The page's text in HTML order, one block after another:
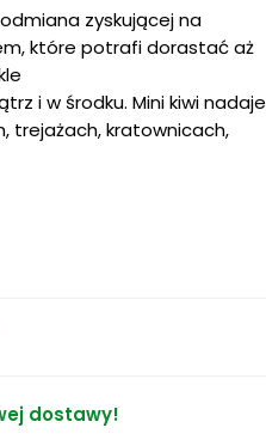
zyskującej na
które potrafi dorastać aż
i w środku. Mini kiwi nadaje
trejażach, kratownicach,
dostawy!